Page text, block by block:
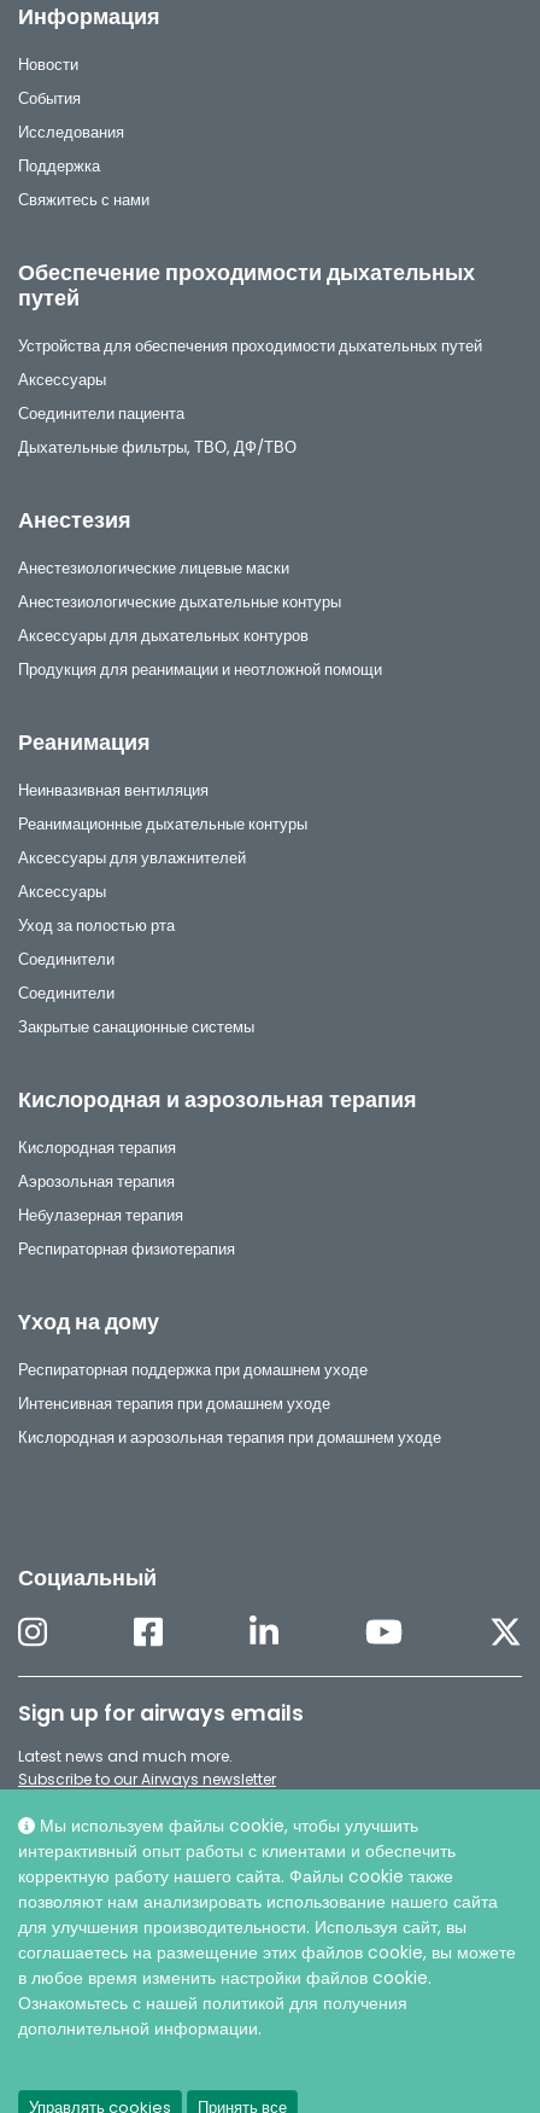
Мы используем файлы cookie, чтобы улучшить
интерактивный опыт работы с клиентами и обеспечить
корректную работу нашего сайта. Файлы cookie также
позволяют нам анализировать использование нашего сайта
для улучшения производительности. Используя сайт, вы
соглашаетесь на размещение этих файлов cookie, вы можете
в любое время изменить настройки файлов cookie.
Ознакомьтесь с нашей политикой для получения
дополнительной информации.
Управлять cookies Принять все
Информация
Новости
События
Исследования
Поддержка
Свяжитесь с нами
Обеспечение проходимости дыхательных
путей
Устройства для обеспечения проходимости дыхательных путей
Аксессуары
Соединители пациента
Дыхательные фильтры, ТВО, ДФ/ТВО
Анестезия
Анестезиологические лицевые маски
Анестезиологические дыхательные контуры
Аксессуары для дыхательных контуров
Продукция для реанимации и неотложной помощи
Реанимация
Неинвазивная вентиляция
Реанимационные дыхательные контуры
Аксессуары для увлажнителей
Аксессуары
Уход за полостью рта
Соединители
Соединители
Закрытые санационные системы
Кислородная и аэрозольная терапия
Кислородная терапия
Аэрозольная терапия
Небулазерная терапия
Респираторная физиотерапия
Yход на дому
Респираторная поддержка при домашнем уходе
Интенсивная терапия при домашнем уходе
Кислородная и аэрозольная терапия при домашнем уходе
Социальный
Sign up for airways emails
Latest news and much more.
Subscribe to our Airways newsletter
© AO ИНТЕРСЕДЖИКАЛ, 2026 |Защита персональных данных